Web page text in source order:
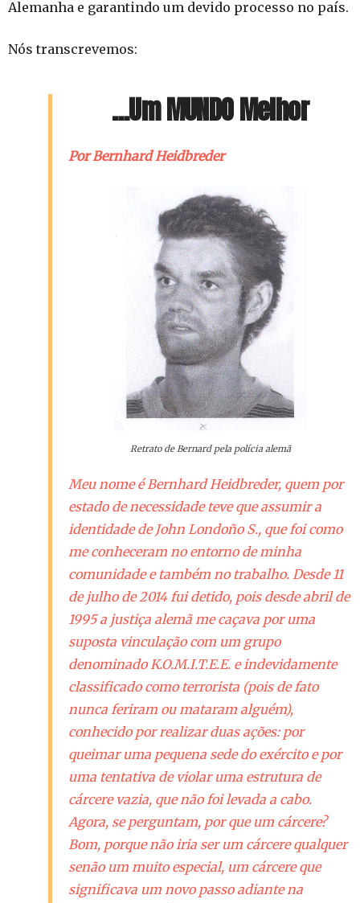
Alemanha e garantindo um devido processo no país.
Nós transcrevemos:
…Um MUNDO Melhor
Por Bernhard Heidbreder
Retrato de Bernard pela polícia alemã
Meu nome é Bernhard Heidbreder, quem por
estado de necessidade teve que assumir a
identidade de John Londoño S., que foi como
me conheceram no entorno de minha
comunidade e também no trabalho. Desde 11
de julho de 2014 fui detido, pois desde abril de
1995 a justiça alemã me caçava por uma
suposta vinculação com um grupo
denominado K.O.M.I.T.E.E. e indevidamente
classificado como terrorista (pois de fato
nunca feriram ou mataram alguém),
conhecido por realizar duas ações: por
queimar uma pequena sede do exército e por
uma tentativa de violar uma estrutura de
cárcere vazia, que não foi levada a cabo.
Agora, se perguntam, por que um cárcere?
Bom, porque não iria ser um cárcere qualquer
senão um muito especial, um cárcere que
significava um novo passo adiante na